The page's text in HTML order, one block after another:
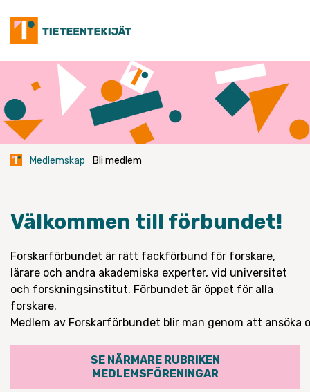
content
Medlemskap Bli medlem
Välkommen till förbundet!
Forskarförbundet är rätt fackförbund för forskare,
lärare och andra akademiska experter, vid universitet
och forskningsinstitut. Förbundet är öppet för alla
forskare.
Medlem av Forskarförbundet blir man genom att
SE NÄRMARE RUBRIKEN
MEDLEMSFÖRENINGAR